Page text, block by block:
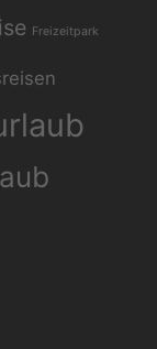
Freizeitpark